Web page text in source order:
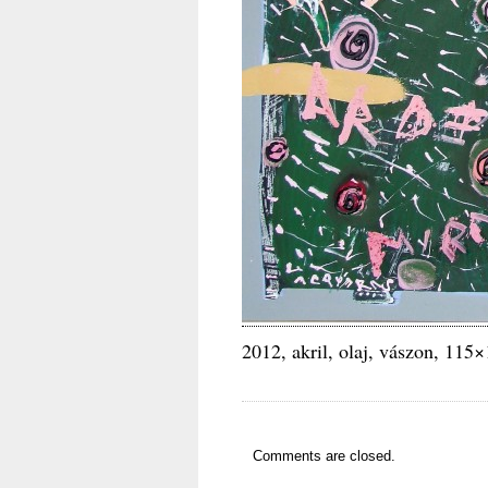
2012, akril, olaj, vászon,
Comments are closed.